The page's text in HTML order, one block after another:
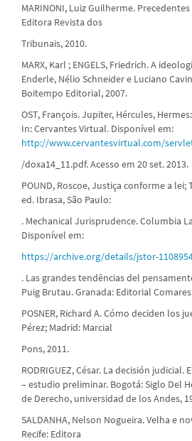
MARINONI, Luiz Guilherme.
Editora Revista dos
Tribunais, 2010.
MARX, Karl ; ENGELS, Friedrich. A
Enderle, Nélio Schneider e Luciano
Boitempo Editorial, 2007.
OST, François. Jupiter, Hércules,
In: Cervantes Virtual. Disponível em:
http://www.cervantesvirtual.com/
/doxa14_11.pdf. Acesso em 20 set. 2013.
POUND, Roscoe, Justiça conforme a lei;
ed. Ibrasa, São Paulo:
. Mechanical Jurisprudence. Columbia
Disponível em:
https://archive.org/details/jstor-
. Las grandes tendências del
Puig Brutau. Granada: Editorial
POSNER, Richard A. Cómo deciden los
Pérez; Madrid: Marcial
Pons, 2011.
RODRIGUEZ, César. La decisión
– estudio preliminar. Bogotá: Siglo Del
de Derecho, universidad de los Andes,
SALDANHA, Nelson Nogueira. Velha e
Recife: Editora